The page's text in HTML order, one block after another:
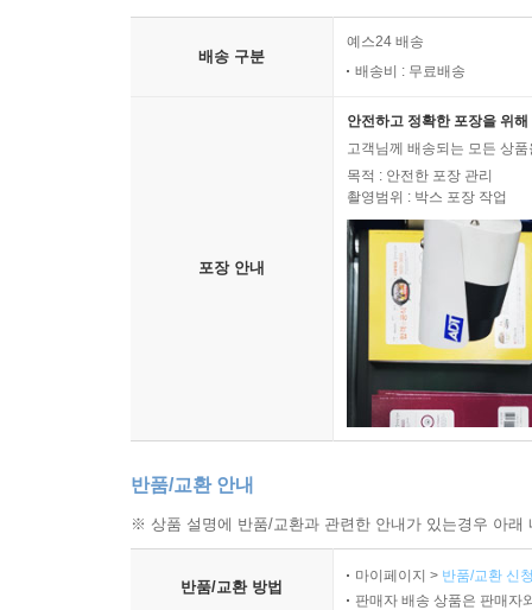
배송 구분
예스24 배송
배송비 : 무료배송
포장 안내
안전하고 정확한 포장을 위
고객님께 배송되는 모든 상
목적 : 안전한 포장 관리
촬영범위 : 박스 포장 작업
반품/교환 안내
※ 상품 설명에 반품/교환과 관련한 안내가 있는경우 아
반품/교환 방법
마이페이지 > 반품/교환 신
판매자 배송 상품은 판매자